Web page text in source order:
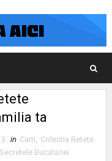
ta
in Carti, Colectia Retete
Secretele Bucatariei